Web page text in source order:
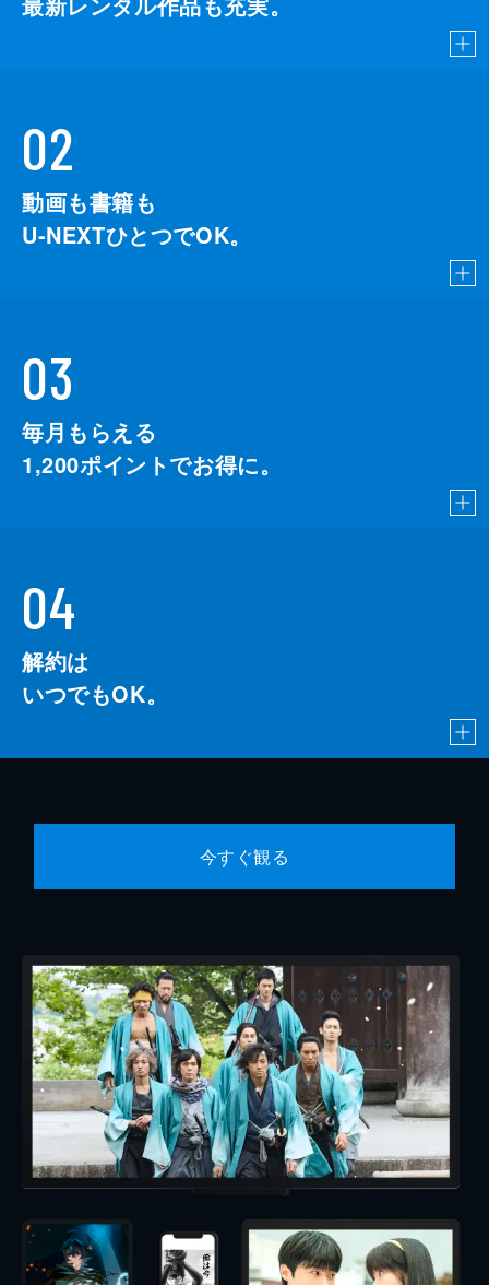
02
動画も書籍も
U-NEXTひとつでOK。
03
毎月もらえる
1,200ポイントでお得に。
04
解約は
いつでもOK。
今すぐ観る